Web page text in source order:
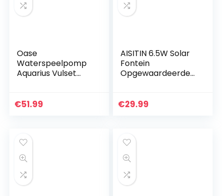
Oase
Waterspeelpomp
Aquarius Vulset
€51.99
AISITIN 6.5W Solar
Fontein
Opgewaardeerde
Ingebouwde
Fonteinpomp met
6 Fonteinstijlen
voor Tuin Vogelbad
Vijver
€29.99